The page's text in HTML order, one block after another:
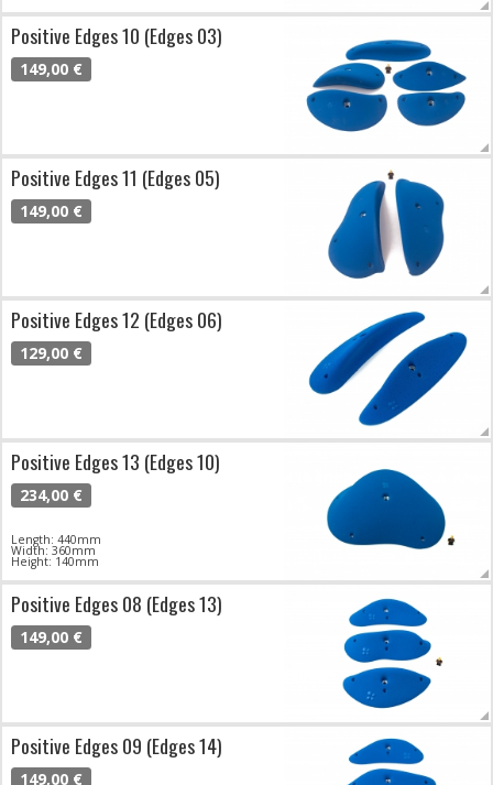
Positive Edges 10 (Edges 03)
149,00 €
Positive Edges 11 (Edges 05)
149,00 €
Positive Edges 12 (Edges 06)
129,00 €
Positive Edges 13 (Edges 10)
234,00 €
Length: 440mm
Width: 360mm
Height: 140mm
Positive Edges 08 (Edges 13)
149,00 €
Positive Edges 09 (Edges 14)
149,00 €